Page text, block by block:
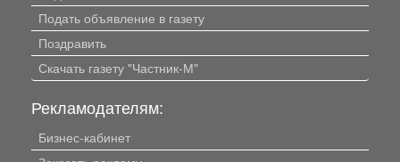
Подать объявление в газету
Поздравить
Скачать газету "Частник-М"
Рекламодателям:
Бизнес-кабинет